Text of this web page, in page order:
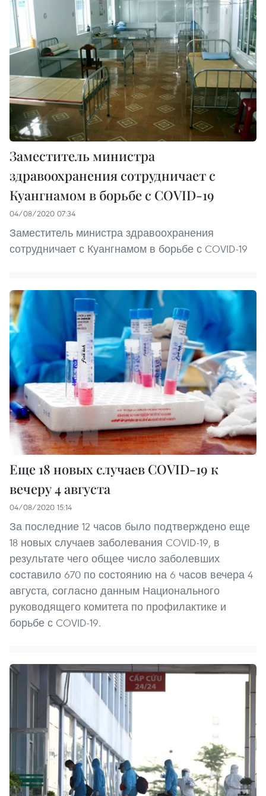
Заместитель министра
здравоохранения сотрудничает с
Куангнамом в борьбе с COVID-19
04/08/2020 07:34
Заместитель министра здравоохранения
сотрудничает с Куангнамом в борьбе с COVID-19
Еще 18 новых случаев COVID-19 к
вечеру 4 августа
04/08/2020 15:14
За последние 12 часов было подтверждено еще
18 новых случаев заболевания COVID-19, в
результате чего общее число заболевших
составило 670 по состоянию на 6 часов вечера 4
августа, согласно данным Национального
руководящего комитета по профилактике и
борьбе с COVID-19.